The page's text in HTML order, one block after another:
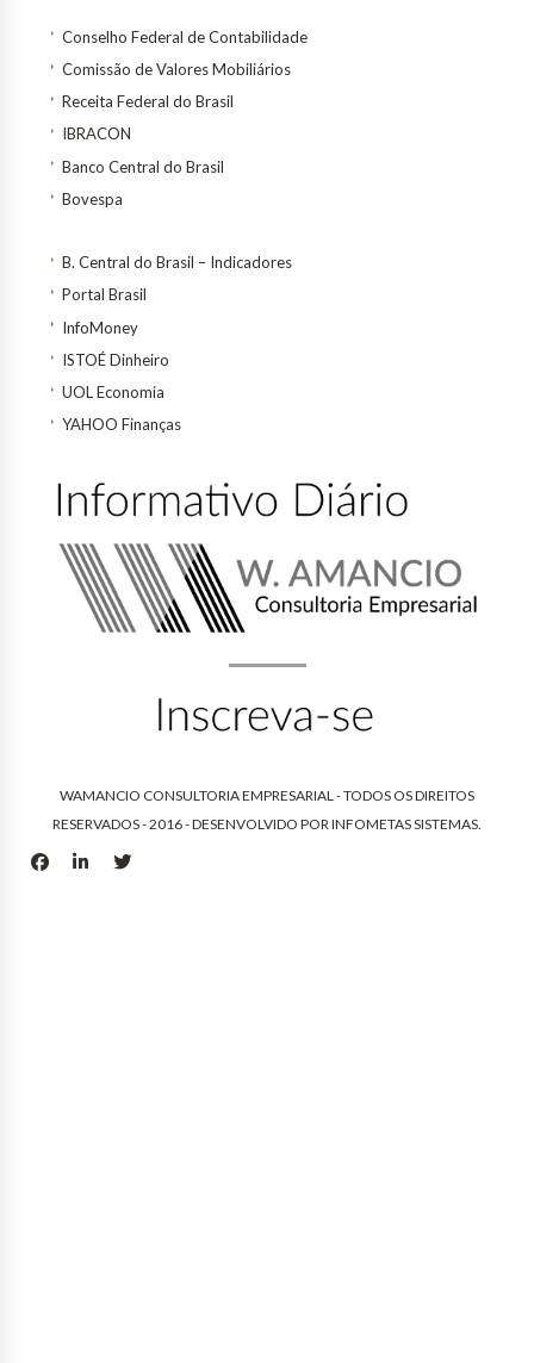
Conselho Federal de Contabilidade
Comissão de Valores Mobiliários
Receita Federal do Brasil
IBRACON
Banco Central do Brasil
Bovespa
B. Central do Brasil – Indicadores
Portal Brasil
InfoMoney
ISTOÉ Dinheiro
UOL Economia
YAHOO Finanças
WAMANCIO CONSULTORIA EMPRESARIAL - TODOS OS DIREITOS
RESERVADOS - 2016 - DESENVOLVIDO POR INFOMETAS SISTEMAS